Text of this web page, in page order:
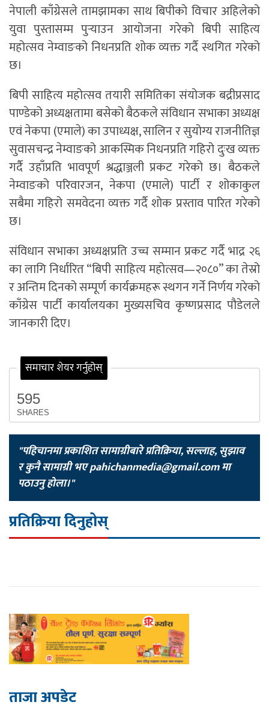
नेपाली काँग्रेसले तामझामका साथ बिपीको विचार अहिलेको
युवा पुस्तासम्म पुर्‍याउन आयोजना गरेको बिपी साहित्य
महोत्सव नेम्वाङको निधनप्रति शोक व्यक्त गर्दै स्थगित गरेको
छ।
बिपी साहित्य महोत्सव तयारी समितिका संयोजक बद्रीप्रसाद
पाण्डेको अध्यक्षतामा बसेको बैठकले संविधान सभाका अध्यक्ष
एवं नेकपा (एमाले) का उपाध्यक्ष, सालिन र सुयोग्य राजनीतिज्ञ
सुवासचन्द्र नेम्वाङको आकस्मिक निधनप्रति गहिरो दुःख व्यक्त
गर्दै उहाँप्रति भावपूर्ण श्रद्धाञ्जली प्रकट गरेको छ। बैठकले
नेम्वाङको परिवारजन, नेकपा (एमाले) पार्टी र शोकाकुल
सबैमा गहिरो समवेदना व्यक्त गर्दै शोक प्रस्ताव पारित गरेको
छ।
संविधान सभाका अध्यक्षप्रति उच्च सम्मान प्रकट गर्दै भाद्र २६
का लागि निर्धारित “बिपी साहित्य महोत्सव—२०८०” का तेस्रो
र अन्तिम दिनको सम्पूर्ण कार्यक्रमहरू स्थगन गर्ने निर्णय गरेको
काँग्रेस पार्टी कार्यालयका मुख्यसचिव कृष्णप्रसाद पौडेलले
जानकारी दिए।
समाचार शेयर गर्नुहोस्
595
SHARES
"पहिचानमा प्रकाशित सामाग्रीबारे प्रतिक्रिया, सल्लाह, सुझाव
र कुनै सामाग्री भएpahichanmedia@gmail.comमा
पठाउनु होला।"
प्रतिक्रिया दिनुहोस्
ताजा अपडेट